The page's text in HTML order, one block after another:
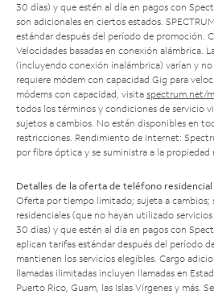
30 días) y que estén al día en pagos con
son adicionales en ciertos estados.
estándar después del período de promoción.
Velocidades basadas en conexión alámbrica.
(incluyendo conexión inalámbrica) varían y
requiere módem con capacidad Gig para
módems con capacidad, visita spectrum.net/
todos los términos y condiciones de servicio
sujetos a cambios. No están disponibles en
restricciones. Rendimiento de Internet:
por fibra óptica y se suministra a la propiedad
Detalles de la oferta de teléfono residencial
Oferta por tiempo limitado; sujeta a cambios;
residenciales (que no hayan utilizado
30 días) y que estén al día en pagos con
aplican tarifas estándar después del período
mantienen los servicios elegibles. Cargo
llamadas ilimitadas incluyen llamadas en
Puerto Rico, Guam, las Islas Vírgenes y más.